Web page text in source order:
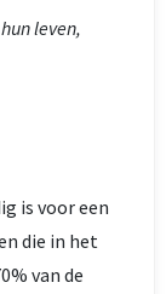
leven,
is voor een
die in het
van de